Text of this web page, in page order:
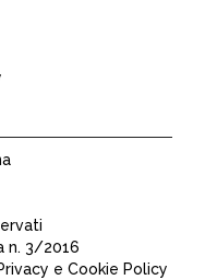
n. 3/2016
e Cookie Policy